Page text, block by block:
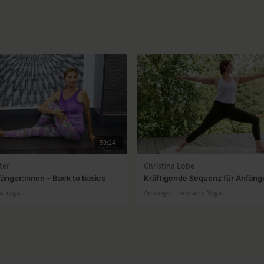
59:24
– Back to basics
Yoga
Christina Lobe
Kräftigende Sequenz für
Anfänger | Anusara Yoga